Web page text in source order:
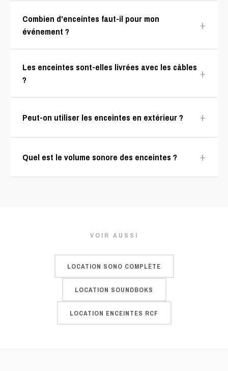
Combien d'enceintes faut-il pour mon
événement ?
+
Les enceintes sont-elles livrées avec les câbles
?
+
Peut-on utiliser les enceintes en extérieur ? +
Quel est le volume sonore des enceintes ? +
VOIR AUSSI
LOCATION SONO COMPLÈTE
LOCATION SOUNDBOKS
LOCATION ENCEINTES RCF